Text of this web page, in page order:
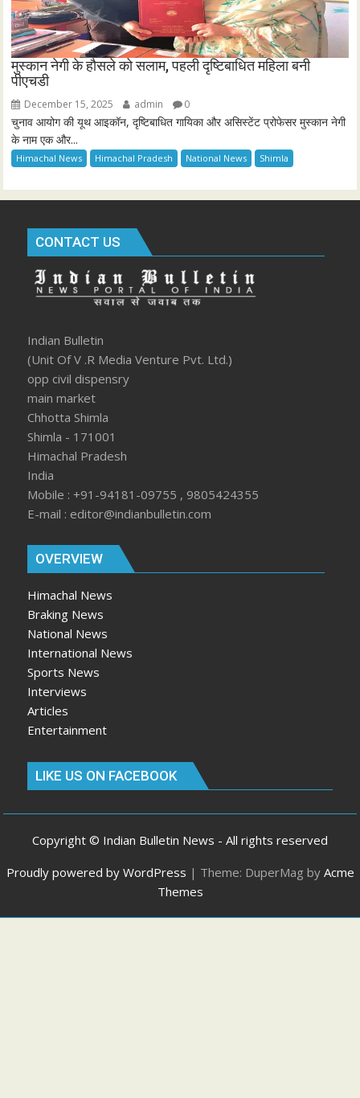
मुस्कान नेगी के हौसले को सलाम, पहली दृष्टिबाधित महिला बनी
पीएचडी
December 15, 2025 admin 0
चुनाव आयोग की यूथ आइकॉन, दृष्टिबाधित गायिका और असिस्टेंट प्रोफेसर मुस्कान नेगी
के नाम एक और...
Himachal News Himachal Pradesh National News Shimla
CONTACT US
Indian Bulletin
(Unit Of V .R Media Venture Pvt. Ltd.)
opp civil dispensry
main market
Chhotta Shimla
Shimla - 171001
Himachal Pradesh
India
Mobile : +91-94181-09755 , 9805424355
E-mail : editor@indianbulletin.com
OVERVIEW
Himachal News
Braking News
National News
International News
Sports News
Interviews
Articles
Entertainment
LIKE US ON FACEBOOK
Copyright © Indian Bulletin News - All rights reserved
Proudly powered by WordPress | Theme: DuperMag by Acme
Themes